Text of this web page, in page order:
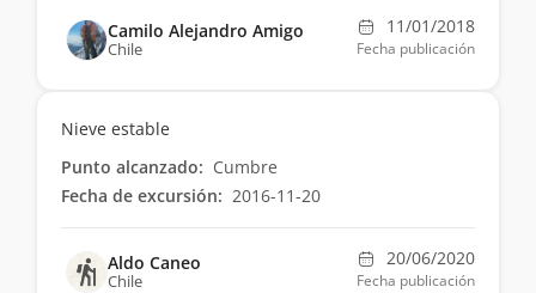
Camilo Alejandro Amigo
Chile
11/01/2018
Fecha publicación
Nieve estable
Punto alcanzado: Cumbre
Fecha de excursión: 2016-11-20
Aldo Caneo
Chile
20/06/2020
Fecha publicación